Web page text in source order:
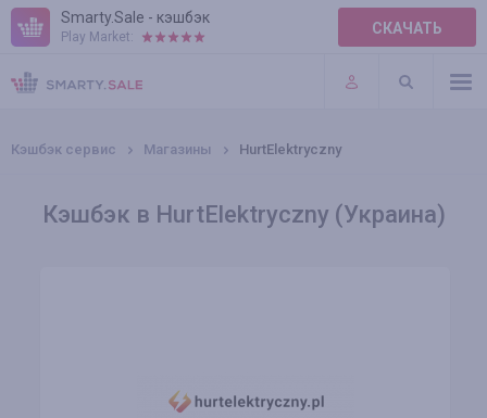
Smarty.Sale - кэшбэк
Play Market: СКАЧАТЬ
ПРАВИЛА
ПЛАГИНЫ
Кэшбэк сервис Магазины HurtElektryczny
Кэшбэк в HurtElektryczny (Украина)